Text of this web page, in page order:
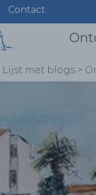
Contact
Lijst met blogs >